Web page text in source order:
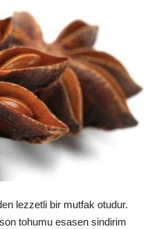
lezzetli bir mutfak otudur.
tohumu esasen sindirim